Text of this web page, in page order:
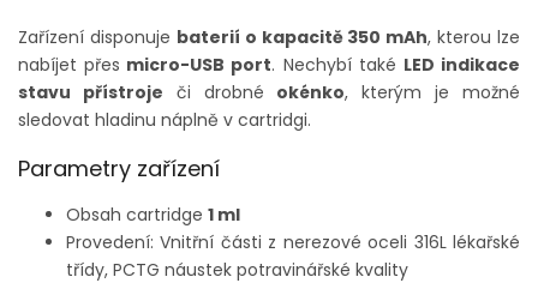
Zařízení disponuje baterií o kapacitě 350 mAh, kterou lze
nabíjet přes micro-USB port. Nechybí také LED indikace
stavu přístroje či drobné okénko, kterým je možné
sledovat hladinu náplně v cartridgi.
Parametry zařízení
Obsah cartridge 1 ml
Provedení: Vnitřní části z nerezové oceli 316L lékařské
třídy, PCTG náustek potravinářské kvality